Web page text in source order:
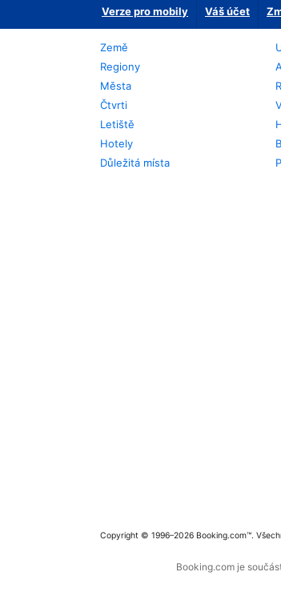
Verze pro mobily Váš účet
Země
Regiony
Města
Čtvrti
Letiště
Hotely
Důležitá místa
Copyright © 1996–2026 Booking.com™.
Booking.com je